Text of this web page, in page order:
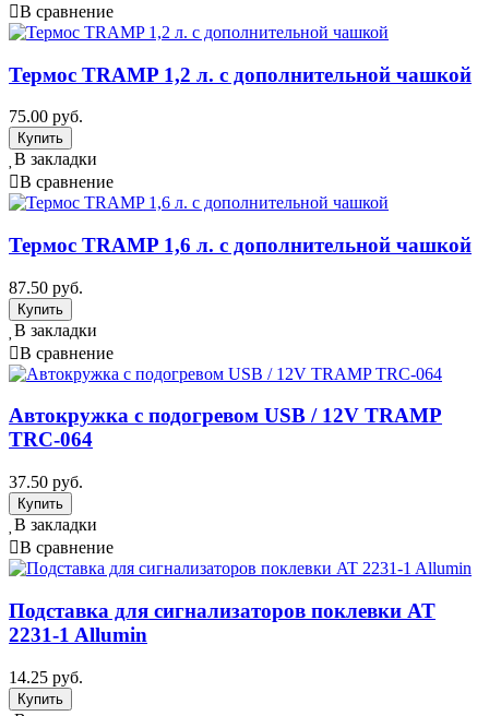
В сравнение
Термос TRAMP 1,2 л. с дополнительной чашкой
75.00 руб.
В закладки
В сравнение
Термос TRAMP 1,6 л. с дополнительной чашкой
87.50 руб.
В закладки
В сравнение
Автокружка с подогревом USB / 12V TRAMP
TRC-064
37.50 руб.
В закладки
В сравнение
Подставка для сигнализаторов поклевки AT
2231-1 Allumin
14.25 руб.